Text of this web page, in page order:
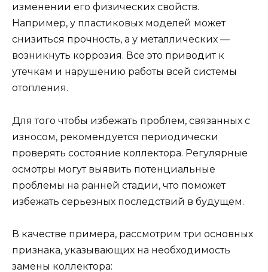
изменении его физических свойств.
Например, у пластиковых моделей может
снизиться прочность, а у металлических —
возникнуть коррозия. Все это приводит к
утечкам и нарушению работы всей системы
отопления.
Для того чтобы избежать проблем, связанных с
износом, рекомендуется периодически
проверять состояние коллектора. Регулярные
осмотры могут выявить потенциальные
проблемы на ранней стадии, что поможет
избежать серьезных последствий в будущем.
В качестве примера, рассмотрим три основных
признака, указывающих на необходимость
замены коллектора: